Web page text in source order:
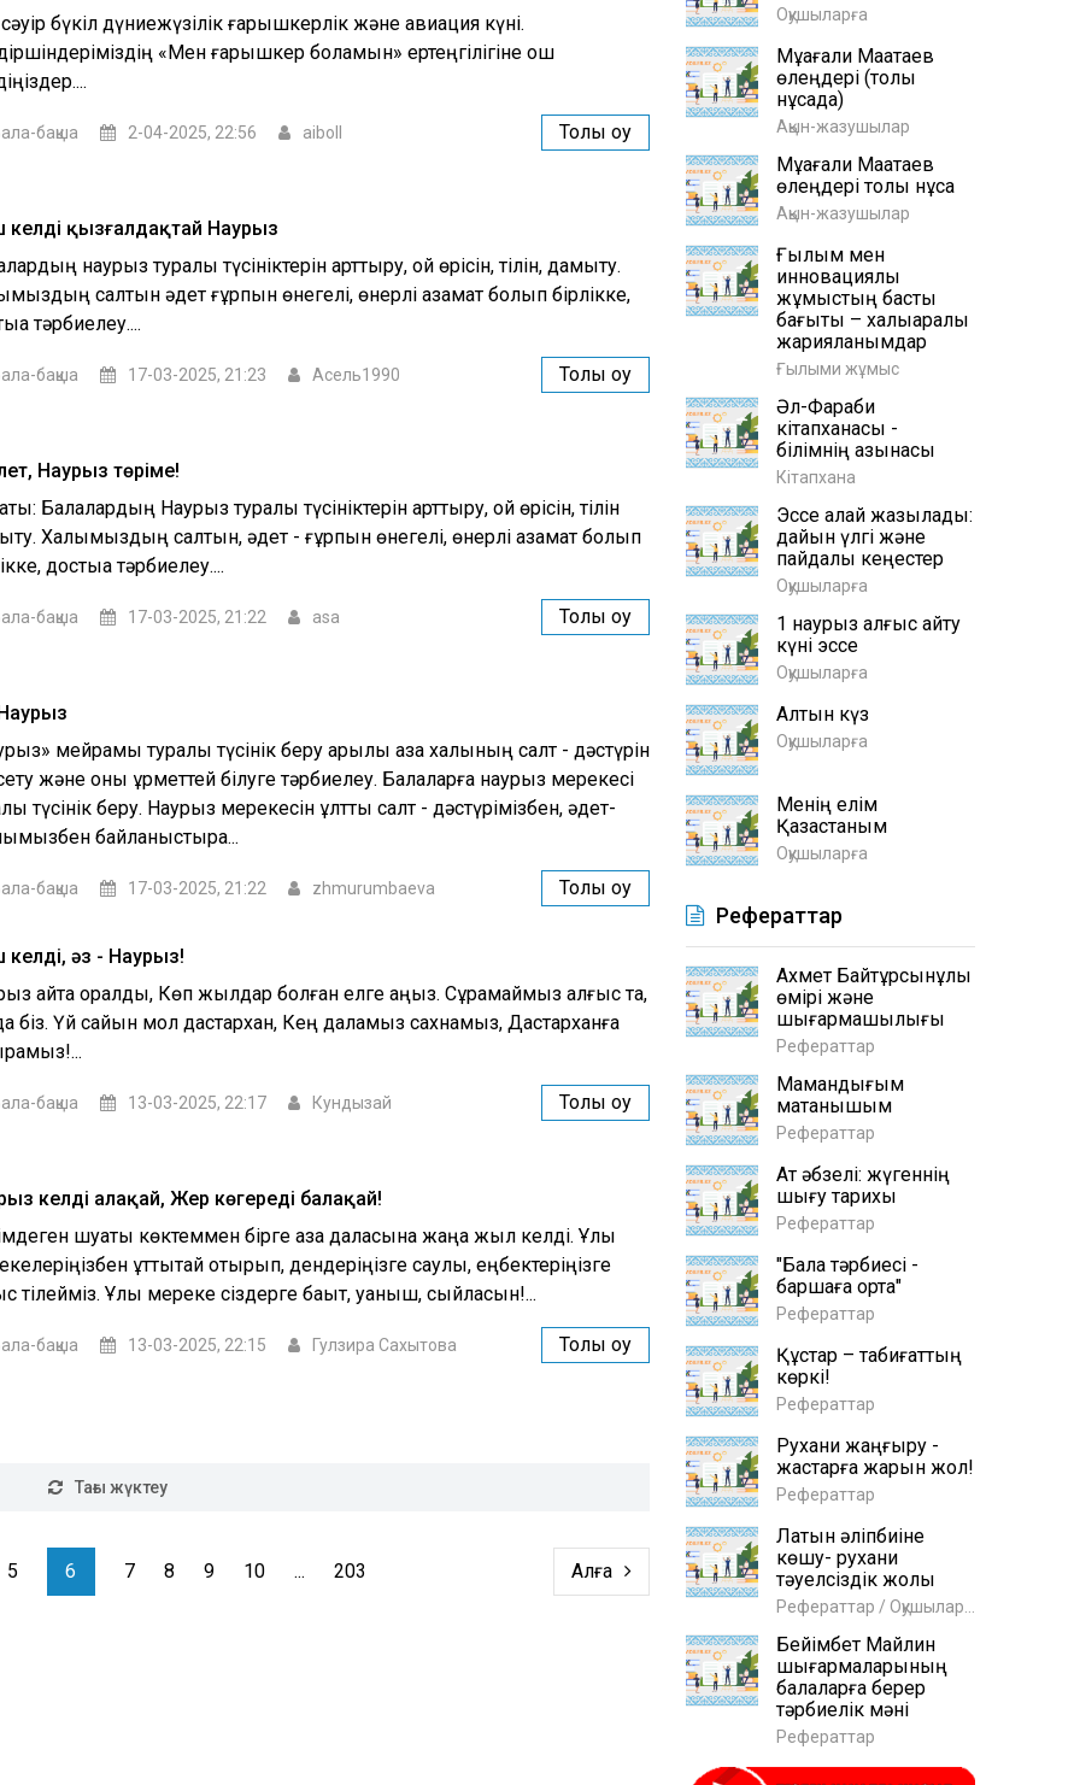
бүкіл дүниежүзілік ғарышкерлік және авиация күні.
«Мен ғарышкер боламын» ертеңгілігіне қош
бақша 2-04-2025, 22:56 aiboll Толық оқу
қызғалдақтай Наурыз
наурыз туралы түсініктерін арттыру, ой өрісін, тілін, дамыту.
салтын әдет ғұрпын өнегелі, өнерлі азамат болып бірлікке,
тәрбиелеу....
бақша 17-03-2025, 21:23 Асель1990 Толық оқу
Наурыз төріме!
Балалардың Наурыз туралы түсініктерін арттыру, ой өрісін, тілін
Халқымыздың салтын, әдет - ғұрпын өнегелі, өнерлі азамат болып
достыққа тәрбиелеу....
бақша 17-03-2025, 21:22 asa Толық оқу
мейрамы туралы түсінік беру арқылы қазақ халқының салт - дәстүрін
және оны құрметтей білуге тәрбиелеу. Балаларға наурыз мерекесі
түсінік беру. Наурыз мерекесін ұлттық салт - дәстүрімізбен, әдет-
байланыстыра...
бақша 17-03-2025, 21:22 zhmurumbaeva Толық оқу
әз - Наурыз!
қайта оралды, Көп жылдар болған елге аңыз. Сұрамаймыз алғыс та,
біз. Үй сайын мол дастархан, Кең даламыз сахнамыз, Дастарханға
бақша 13-03-2025, 22:17 Кундызай Толық оқу
келді алақай, Жер көгереді балақай!
шуақты көктеммен бірге қазақ даласына жаңа жыл келді. Ұлы
құттықтай отырып, дендеріңізге саулық, еңбектеріңізге
тілейміз. Ұлы мереке сіздерге бақыт, қуаныш, сыйласын!...
бақша 13-03-2025, 22:15 Гулзира Сахытова Толық оқу
Тағы жүктеу
5 6 7 8 9 10 ... 203 Алға
Оқушыларға
Мұқағали Мақатаев
өлеңдері (толық
нұсқада)
Ақын-жазушылар
Мұқағали Мақатаев
өлеңдері толық нұсқа
Ақын-жазушылар
Ғылым мен
инновациялық
жұмыстың басты
бағыты – халықаралық
жарияланымдар
Ғылыми жұмыс
Әл-Фараби
кітапханасы -
білімнің қазынасы
Кітапхана
Эссе қалай жазылады:
дайын үлгі және
пайдалы кеңестер
Оқушыларға
1 наурыз алғыс айту
күні эссе
Оқушыларға
Алтын күз
Оқушыларға
Менің елім
Қазақстаным
Оқушыларға
Рефераттар
Ахмет Байтұрсынұлы
өмірі және
шығармашылығы
Рефераттар
Мамандығым
мақтанышым
Рефераттар
Ат әбзелі: жүгеннің
шығу тарихы
Рефераттар
"Бала тәрбиесі -
баршаға ортақ"
Рефераттар
Құстар – табиғаттың
көркі!
Рефераттар
Рухани жаңғыру -
жастарға жарқын жол!
Рефераттар
Латын әліпбиіне
көшу- рухани
тәуелсіздік жолы
Бейімбет Майлин
шығармаларының
балаларға берер
тәрбиелік мәні
Рефераттар